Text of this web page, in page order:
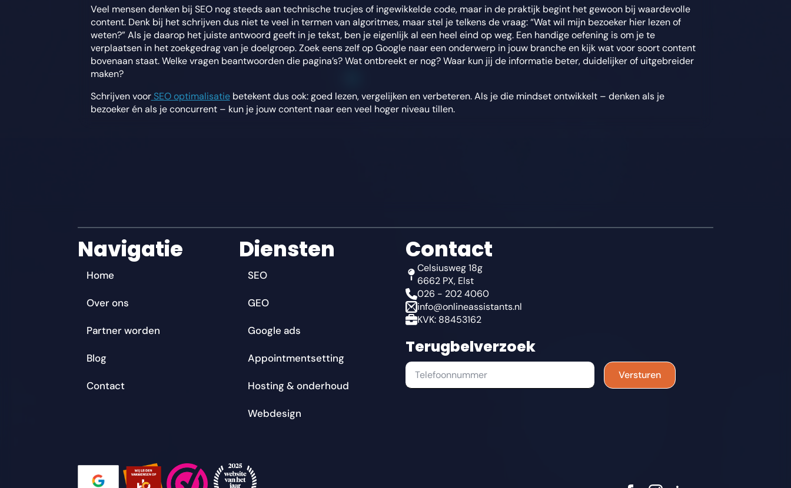
Veel mensen denken bij SEO nog steeds aan technische trucjes of ingewikkelde code, maar in de praktijk begint het gewoon bij waardevolle
content. Denk bij het schrijven dus niet te veel in termen van algoritmes, maar stel je telkens de vraag: “Wat wil mijn bezoeker hier lezen of
weten?” Als je daarop het juiste antwoord geeft in je tekst, ben je eigenlijk al een heel eind op weg. Een handige oefening is om je te
verplaatsen in het zoekgedrag van je doelgroep. Zoek eens zelf op Google naar een onderwerp in jouw branche en kijk wat voor soort content
bovenaan staat. Welke vragen beantwoorden die pagina’s? Wat ontbreekt er nog? Waar kun jij de informatie beter, duidelijker of uitgebreider
maken?
Schrijven voor SEO optimalisatiebetekent dus ook: goed lezen, vergelijken en verbeteren. Als je die mindset ontwikkelt – denken als je
bezoeker én als je concurrent – kun je jouw content naar een veel hoger niveau tillen.
Navigatie
Home
Over ons
Partner worden
Blog
Contact
Diensten
SEO
GEO
Google ads
Appointmentsetting
Hosting & onderhoud
Webdesign
Contact
Celsiusweg 18g
6662 PX, Elst
026 - 202 4060
info@onlineassistants.nl
KVK: 88453162
Terugbelverzoek
Versturen